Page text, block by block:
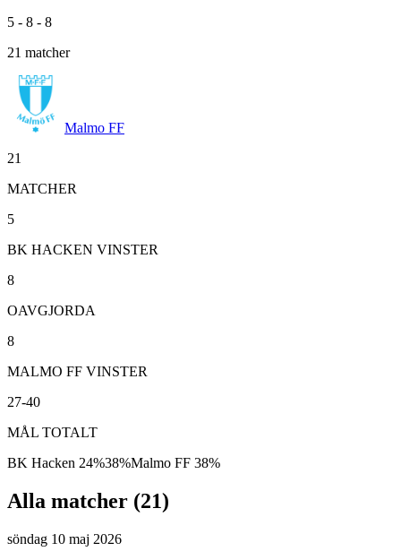
5 - 8 - 8
21 matcher
Malmo FF
21
MATCHER
5
BK HACKEN VINSTER
8
OAVGJORDA
8
MALMO FF VINSTER
27-40
MÅL TOTALT
BK Hacken 24%38%Malmo FF 38%
Alla matcher (21)
söndag 10 maj 2026